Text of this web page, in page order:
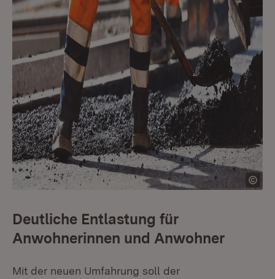
Deutliche Entlastung für
Anwohnerinnen und Anwohner
Mit der neuen Umfahrung soll der